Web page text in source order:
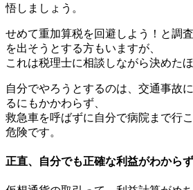
悟しましょう。
せめて重加算税を回避しよう！と調
を出そうとする方もいますが、
これは税理士に相談しながら決めた
自分でやろうとするのは、交通事故
るにもかかわらず、
救急車を呼ばずに自分で病院まで行
危険です。
正直、自分でも正確な利益がわから